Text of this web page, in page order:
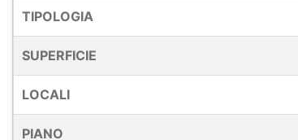
TIPOLOGIA
SUPERFICIE
LOCALI
PIANO